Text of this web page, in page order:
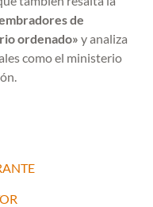
de
ordenado» y analiza
como el ministerio